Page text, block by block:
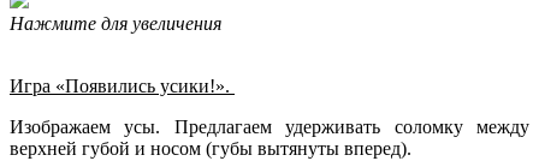
Нажмите для увеличения
Игра «Появились усики!».
Изображаем усы. Предлагаем удерживать соломку между
верхней губой и носом (губы вытянуты вперед).